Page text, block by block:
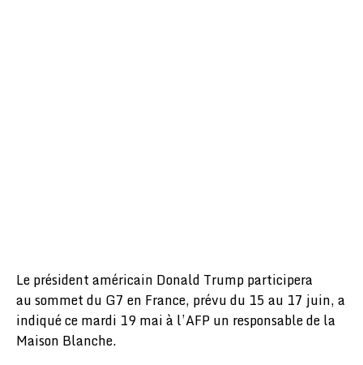
Le président américain Donald Trump participera
au sommet du G7 en France, prévu du 15 au 17 juin, a
indiqué ce mardi 19 mai à l’AFP un responsable de la
Maison Blanche.